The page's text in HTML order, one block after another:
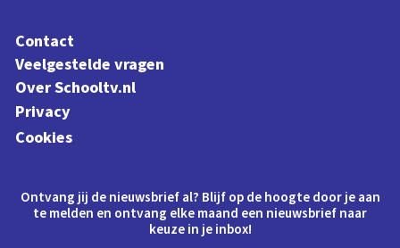
Contact
Veelgestelde vragen
Over Schooltv.nl
Privacy
Cookies
Ontvang jij de nieuwsbrief al? Blijf op de hoogte door je aan
te melden en ontvang elke maand een nieuwsbrief naar
keuze in je inbox!